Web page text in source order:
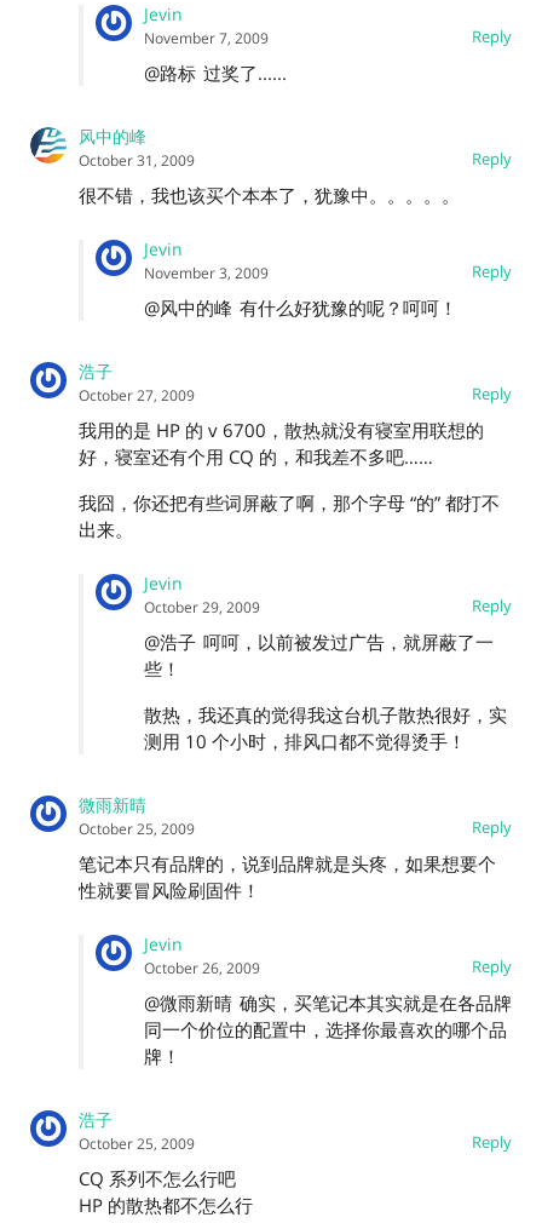
Jevin
Reply
November 7, 2009
@路标 过奖了......
风中的峰
Reply
October 31, 2009
很不错，我也该买个本本了，犹豫中。。。。。
Jevin
Reply
November 3, 2009
@风中的峰 有什么好犹豫的呢？呵呵！
浩子
Reply
October 27, 2009
我用的是 HP 的 v 6700，散热就没有寝室用联想的
好，寝室还有个用 CQ 的，和我差不多吧……
我囧，你还把有些词屏蔽了啊，那个字母 “的” 都打不
出来。
Jevin
Reply
October 29, 2009
@浩子 呵呵，以前被发过广告，就屏蔽了一
些！
散热，我还真的觉得我这台机子散热很好，实
测用 10 个小时，排风口都不觉得烫手！
微雨新晴
Reply
October 25, 2009
笔记本只有品牌的，说到品牌就是头疼，如果想要个
性就要冒风险刷固件！
Jevin
Reply
October 26, 2009
@微雨新晴 确实，买笔记本其实就是在各品牌
同一个价位的配置中，选择你最喜欢的哪个品
牌！
浩子
Reply
October 25, 2009
CQ 系列不怎么行吧
HP 的散热都不怎么行